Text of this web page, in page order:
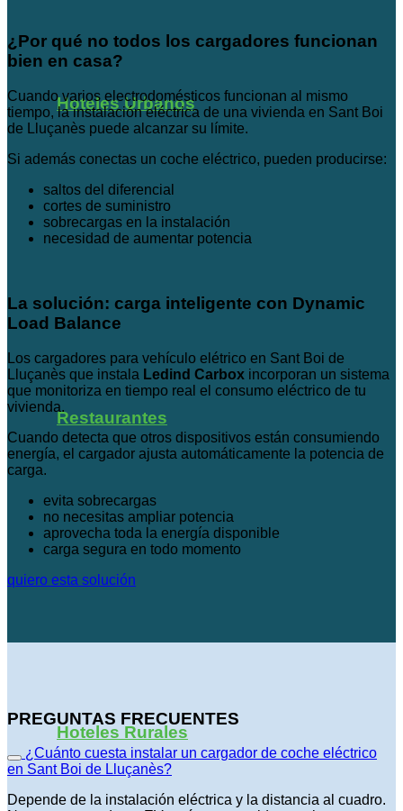
Hoteles Urbanos
Restaurantes
Hoteles Rurales
¿Por qué no todos los cargadores funcionan
bien en casa?
Cuando varios electrodomésticos funcionan al mismo
tiempo, la instalación eléctrica de una vivienda en Sant Boi
de Lluçanès puede alcanzar su límite.
Si además conectas un coche eléctrico, pueden producirse:
saltos del diferencial
cortes de suministro
sobrecargas en la instalación
necesidad de aumentar potencia
La solución: carga inteligente con Dynamic
Load Balance
Los cargadores para vehículo elétrico en Sant Boi de
Lluçanès que instala Ledind Carbox incorporan un sistema
que monitoriza en tiempo real el consumo eléctrico de tu
vivienda.
Cuando detecta que otros dispositivos están consumiendo
energía, el cargador ajusta automáticamente la potencia de
carga.
evita sobrecargas
no necesitas ampliar potencia
aprovecha toda la energía disponible
carga segura en todo momento
quiero esta solución
PREGUNTAS FRECUENTES
¿Cuánto cuesta instalar un cargador de coche eléctrico
en Sant Boi de Lluçanès?
Depende de la instalación eléctrica y la distancia al cuadro.